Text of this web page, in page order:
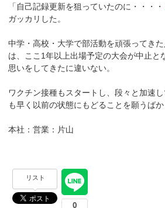
「自己記録更新を狙っていたのに・・・・
ガッカリした。
中学・高校・大学で部活動を頑張ってき
は、ここ1年以上出場予定の大会が中止と
思いをしてきたに違いない。
ワクチン接種もスタートし、段々と加速
も早く以前の状態にもどることを願うばか
本社：営業：片山
リスト